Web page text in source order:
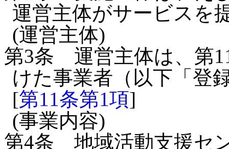
運営主体がサービスを
(運営主体)
第3条 運営主体は、第
けた事業者（以下「登
[第11条第1項]
(事業内容)
第4条 地域活動支援セ